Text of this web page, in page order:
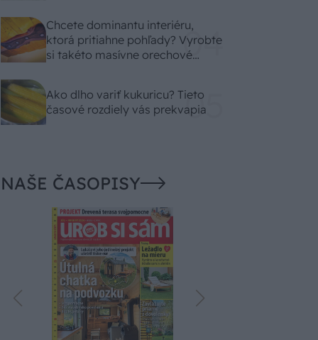
Chcete dominantu interiéru,
ktorá pritiahne pohľady? Vyrobte
si takéto masívne orechové
Ako dlho variť kukuricu? Tieto
časové rozdiely vás prekvapia
NAŠE ČASOPISY